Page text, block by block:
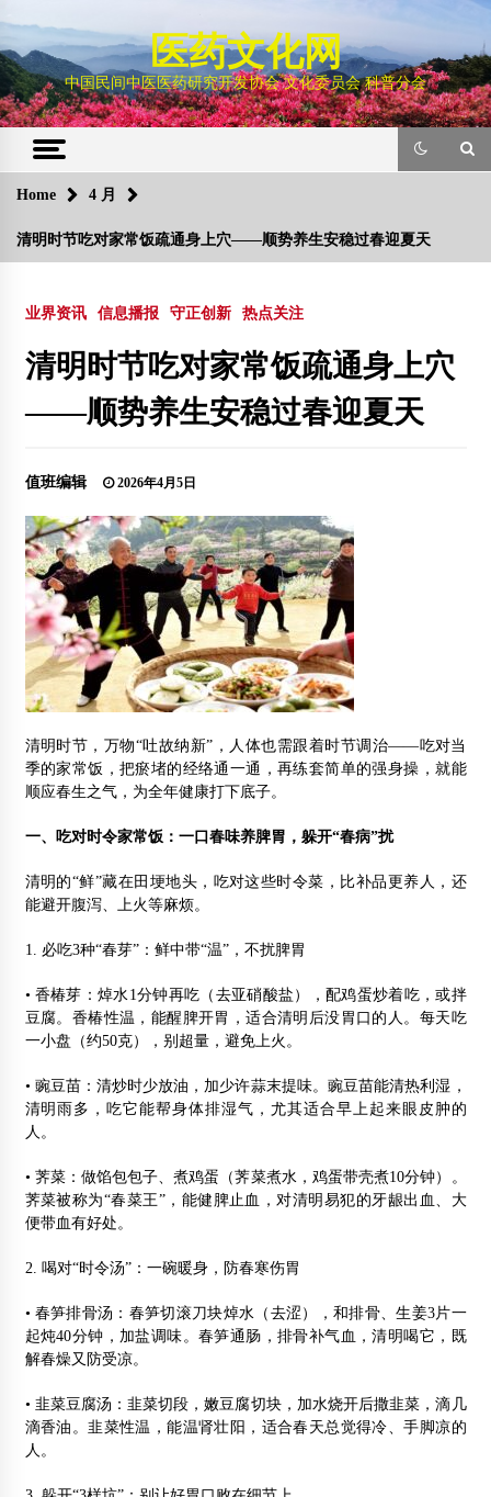
content
医药文化网
中国民间中医医药研究开发协会 文化委员会 科普分会
Home 4 月
清明时节吃对家常饭疏通身上穴——顺势养生安稳过春迎夏天
业界资讯 信息播报 守正创新 热点关注
清明时节吃对家常饭疏通身上穴
——顺势养生安稳过春迎夏天
值班编辑 2026年4月5日
清明时节，万物“吐故纳新”，人体也需跟着时节调治——吃对当
季的家常饭，把瘀堵的经络通一通，再练套简单的强身操，就能
顺应春生之气，为全年健康打下底子。
一、吃对时令家常饭：一口春味养脾胃，躲开“春病”扰
清明的“鲜”藏在田埂地头，吃对这些时令菜，比补品更养人，还
能避开腹泻、上火等麻烦。
1. 必吃3种“春芽”：鲜中带“温”，不扰脾胃
• 香椿芽：焯水1分钟再吃（去亚硝酸盐），配鸡蛋炒着吃，或拌
豆腐。香椿性温，能醒脾开胃，适合清明后没胃口的人。每天吃
一小盘（约50克），别超量，避免上火。
• 豌豆苗：清炒时少放油，加少许蒜末提味。豌豆苗能清热利湿，
清明雨多，吃它能帮身体排湿气，尤其适合早上起来眼皮肿的
人。
• 荠菜：做馅包包子、煮鸡蛋（荠菜煮水，鸡蛋带壳煮10分钟）。
荠菜被称为“春菜王”，能健脾止血，对清明易犯的牙龈出血、大
便带血有好处。
2. 喝对“时令汤”：一碗暖身，防春寒伤胃
• 春笋排骨汤：春笋切滚刀块焯水（去涩），和排骨、生姜3片一
起炖40分钟，加盐调味。春笋通肠，排骨补气血，清明喝它，既
解春燥又防受凉。
• 韭菜豆腐汤：韭菜切段，嫩豆腐切块，加水烧开后撒韭菜，滴几
滴香油。韭菜性温，能温肾壮阳，适合春天总觉得冷、手脚凉的
人。